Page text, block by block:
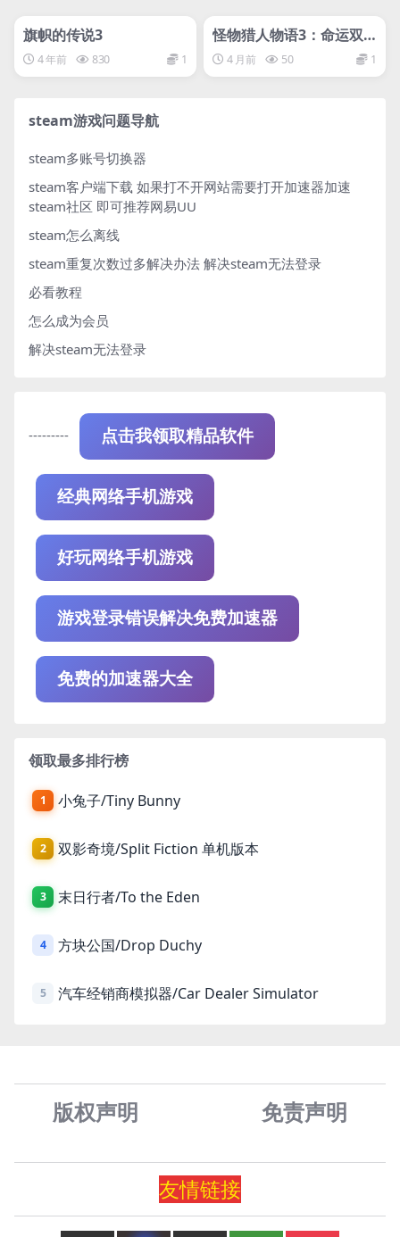
旗帜的传说3
4 年前 830 1
网盘下载游戏
怪物猎人物语3：命运双
龙-虚拟机版/Monster H
unter Stories 3: Twiste
4 月前 50 1
steam游戏问题导航
steam多账号切换器
steam客户端下载 如果打不开网站需要打开加速器加速
steam社区 即可推荐网易UU
steam怎么离线
steam重复次数过多解决办法 解决steam无法登录
必看教程
怎么成为会员
解决steam无法登录
--------- 点击我领取精品软件
经典网络手机游戏
好玩网络手机游戏
游戏登录错误解决免费加速器
免费的加速器大全
领取最多排行榜
1 小兔子/Tiny Bunny
2 双影奇境/Split Fiction 单机版本
3 末日行者/To the Eden
4 方块公国/Drop Duchy
5 汽车经销商模拟器/Car Dealer Simulator
版权声明 免责声明
友情链接